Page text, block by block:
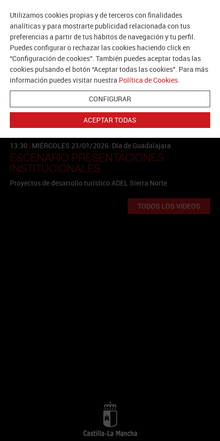
CASTILLA-LA MANCHA
FITUR 2026
13:30 | MIÉRCOLES 21/01/2026. Día de Guadalajara
ESCENARIO PRESENTACIONES
INSTITUCIONALES
Proyectos de desarrollo turístico ADEL Sierra Norte
TODOS LOS VIDEOS
Utilizamos cookies propias y de terceros con finalidades
analíticas y para mostrarte publicidad relacionada con tus
preferencias a partir de tus hábitos de navegación y tu perfil.
Puedes configurar o rechazar las cookies haciendo click en
“Configuración de cookies”. También puedes aceptar todas las
cookies pulsando el botón “Aceptar todas las cookies”. Para más
información puedes visitar nuestra Política de Cookies.
CONFIGURAR
ACEPTAR TODAS